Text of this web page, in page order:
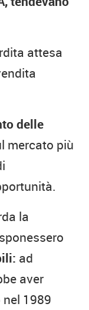
attesa
delle
mercato più
la
ad
aver
1989